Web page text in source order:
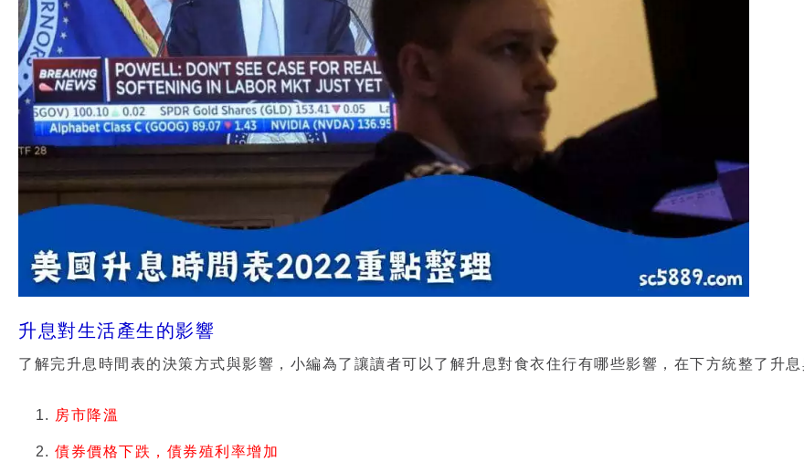
升息對生活產生的影響
了解完升息時間表的決策方式與影響，小編為了讓讀者可以了解升息對食衣住行有哪些影響，在下方統整了升息
房市降溫
債券價格下跌，債券殖利率增加